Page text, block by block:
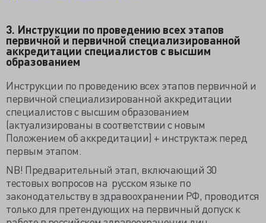
3. Инструкции по проведению всех этапов
первичной и первичной специализированной
аккредитации специалистов с высшим
образованием
Инструкции по проведению всех этапов первичной и
первичной специализированной аккредитации
специалистов с высшим образованием
(актуализированы в соответствии с новым
Положением об аккредитации) + инструктаж перед
первым этапом.
NB! Предварительный этап, включающий 30
тестовых вопросов на русском языке по
законодательству в здравоохранении РФ, проводится
только для претендующих на первичный допуск к